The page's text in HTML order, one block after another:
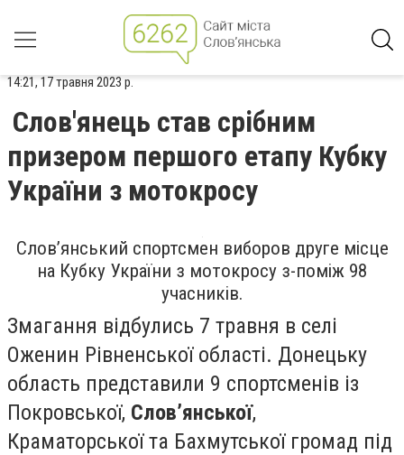
14:21, 17 травня 2023 р.
Слов'янець став срібним
призером першого етапу Кубку
України з мотокросу
Слов’янський спортсмен виборов друге місце
на Кубку України з мотокросу з-поміж 98
учасників.
Змагання відбулись 7 травня в селі
Оженин Рівненської області. Донецьку
область представили 9 спортсменів із
Покровської, Слов’янської,
Краматорської та Бахмутської громад під